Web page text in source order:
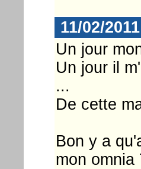
11/02/
Un jour
Un jour il
...
De cette
Bon y a
mon omnia